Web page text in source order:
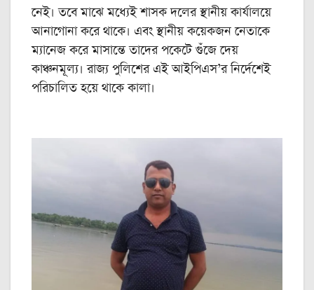
নেই। তবে মাঝে মধ্যেই শাসক দলের স্থানীয় কার্যালয়ে
আনাগোনা করে থাকে। এবং স্থানীয় কয়েকজন নেতাকে
ম্যানেজ করে মাসান্তে তাদের পকেটে গুঁজে দেয়
কাঞ্চনমূল্য। রাজ্য পুলিশের এই আইপিএস’র নির্দেশেই
পরিচালিত হয়ে থাকে কালা।